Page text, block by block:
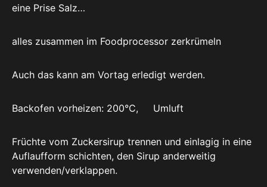
eine Prise Salz…
alles zusammen im Foodprocessor zerkrümeln
Auch das kann am Vortag erledigt werden.
Backofen vorheizen: 200°C, Umluft
Früchte vom Zuckersirup trennen und einlagig in eine
Auflaufform schichten, den Sirup anderweitig
verwenden/verklappen.